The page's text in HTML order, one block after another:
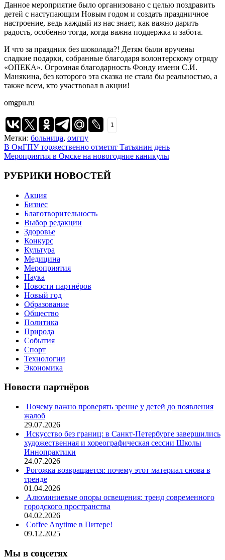
Данное мероприятие было организовано с целью поздравить
детей с наступающим Новым годом и создать праздничное
настроение, ведь каждый из нас знает, как важно дарить
радость, особенно тогда, когда важна поддержка и забота.
И что за праздник без шоколада?! Детям были вручены
сладкие подарки, собранные благодаря волонтерскому отряду
«ОПЕКА». Огромная благодарность Фонду имени С.И.
Манякина, без которого эта сказка не стала бы реальностью, а
также всем, кто участвовал в акции!
omgpu.ru
1
Метки: больница, омгпу
Навигация
по
записям
В ОмГПУ торжественно отметят Татьянин день
Мероприятия в Омске на новогодние каникулы
РУБРИКИ НОВОСТЕЙ
Акция
Бизнес
Благотворительность
Выбор редакции
Здоровье
Конкурс
Культура
Медицина
Мероприятия
Наука
Новости партнёров
Новый год
Образование
Общество
Политика
Природа
События
Спорт
Технологии
Экономика
Новости партнёров
Почему важно проверять зрение у детей до появления
жалоб
29.07.2026
Искусство без границ: в Санкт-Петербурге завершились
художественная и хореографическая сессии Школы
Иннопрактики
24.07.2026
Рогожка возвращается: почему этот материал снова в
тренде
01.04.2026
Алюминиевые опоры освещения: тренд современного
городского пространства
04.02.2026
Coffee Anytime в Питере!
09.12.2025
Мы в соцсетях